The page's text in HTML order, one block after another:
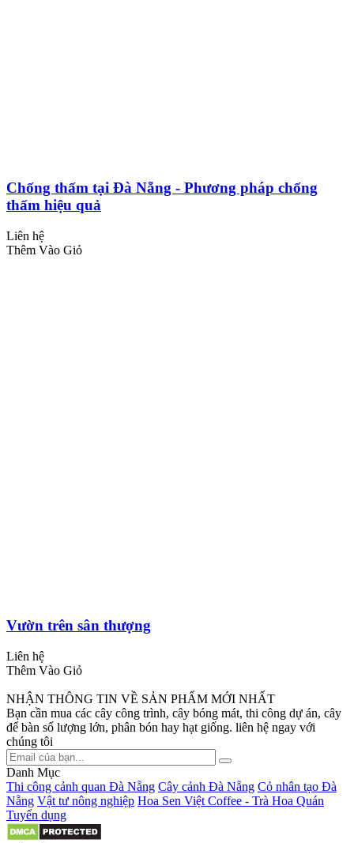
Chống thấm tại Đà Nẵng - Phương pháp chống
thấm hiệu quả
Liên hệ
Thêm Vào Giỏ
Vườn trên sân thượng
Liên hệ
Thêm Vào Giỏ
NHẬN THÔNG TIN VỀ SẢN PHẨM MỚI NHẤT
Bạn cần mua các cây công trình, cây bóng mát, thi công dự án, cây
để bàn số lượng lớn, phân bón hay hạt giống. liên hệ ngay với
chúng tôi
Danh Mục
Thi công cảnh quan Đà Nẵng Cây cảnh Đà Nẵng Cỏ nhân tạo Đà
Nẵng Vật tư nông nghiệp Hoa Sen Việt Coffee - Trà Hoa Quán
Tuyển dụng